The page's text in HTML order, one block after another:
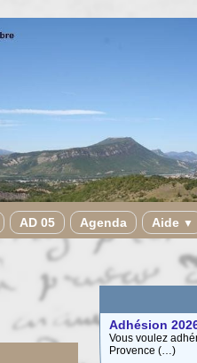
AD 05 Agenda Aide ▼
Adhésion
Vous voulez
Provence (…)